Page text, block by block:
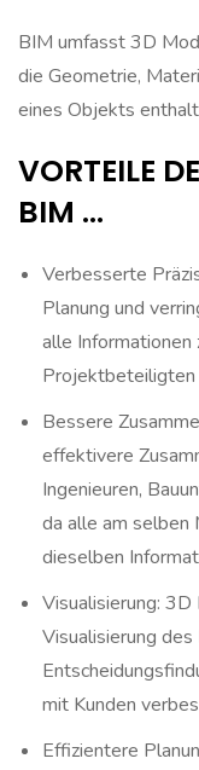
BIM umfasst 3D
die Geometrie,
eines Objekts
VORTEILE
BIM …
Verbesserte
Planung und
alle Informationen
Projektbeteiligten
Bessere
effektivere
Ingenieuren,
da alle am selben
dieselben
Visualisierung:
Visualisierung
mit Kunden
Effizientere